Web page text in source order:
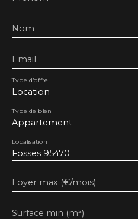
Nom
Email
Location
Type d'offre
Appartement
Type de bien
Fosses 95470
Localisation
Loyer max (€/mois)
Surface min (m²)